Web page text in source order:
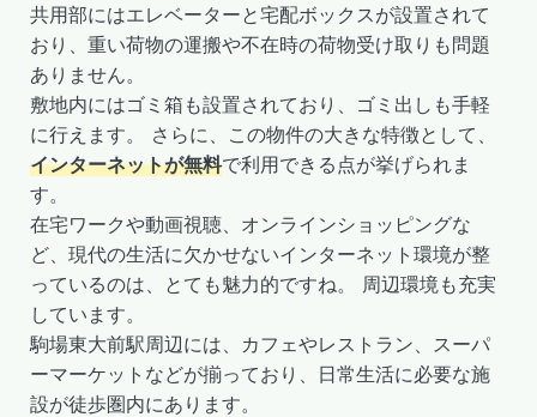
共用部にはエレベーターと宅配ボックスが設置されて
おり、重い荷物の運搬や不在時の荷物受け取りも問題
ありません。
敷地内にはゴミ箱も設置されており、ゴミ出しも手軽
に行えます。 さらに、この物件の大きな特徴として、
インターネットが無料で利用できる点が挙げられま
す。
在宅ワークや動画視聴、オンラインショッピングな
ど、現代の生活に欠かせないインターネット環境が整
っているのは、とても魅力的ですね。 周辺環境も充実
しています。
駒場東大前駅周辺には、カフェやレストラン、スーパ
ーマーケットなどが揃っており、日常生活に必要な施
設が徒歩圏内にあります。